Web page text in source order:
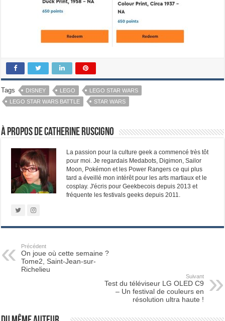
Tags DISNEY LEGO
LEGO STAR WARS
LEGO STAR WARS BATTLE
STAR WARS
À propos de Catherine Ruscigno
La passion pour la culture geek a commencé très tôt
pour moi. Je regardais Medabots, Digimon, Sailor
Moon, Pokémon et les Power Rangers ce qui plus
tard a éveillé mon intérêt pour les arts martiaux et le
cosplay. J'écris pour Geekbecois depuis 2013 et
fréquente les festivals geeks depuis 2011.
Précédent
On joue où cette semaine ?
Tome2, Saint-Jean-sur-
Richelieu
Suivant
Test du téléviseur LG OLED C9
– Un festival de couleurs en
résolution ultra haute !